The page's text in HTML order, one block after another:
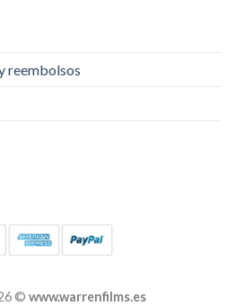
reembolsos
© www.warrenfilms.es